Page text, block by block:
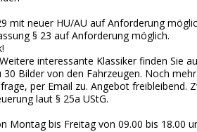
mit neuer HU/AU auf Anforderung
§ 23 auf Anforderung möglich.
interessante Klassiker finden Sie
30 Bilder von den Fahrzeugen. Noch
per Email zu. Angebot freibleibend.
laut § 25a UStG.
Montag bis Freitag von 09.00 bis 18.00